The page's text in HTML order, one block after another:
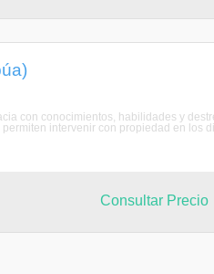
con conocimientos, habilidades y
intervenir con propiedad en los
Consultar Precio